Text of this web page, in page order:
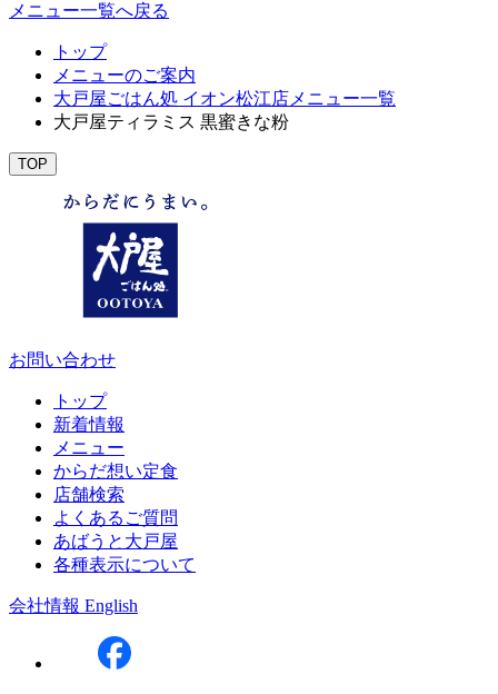
メニュー一覧へ戻る
トップ
メニューのご案内
大戸屋ごはん処 イオン松江店メニュー一覧
大戸屋ティラミス 黒蜜きな粉
TOP
お問い合わせ
トップ
新着情報
メニュー
からだ想い定食
店舗検索
よくあるご質問
あばうと大戸屋
各種表示について
会社情報 English